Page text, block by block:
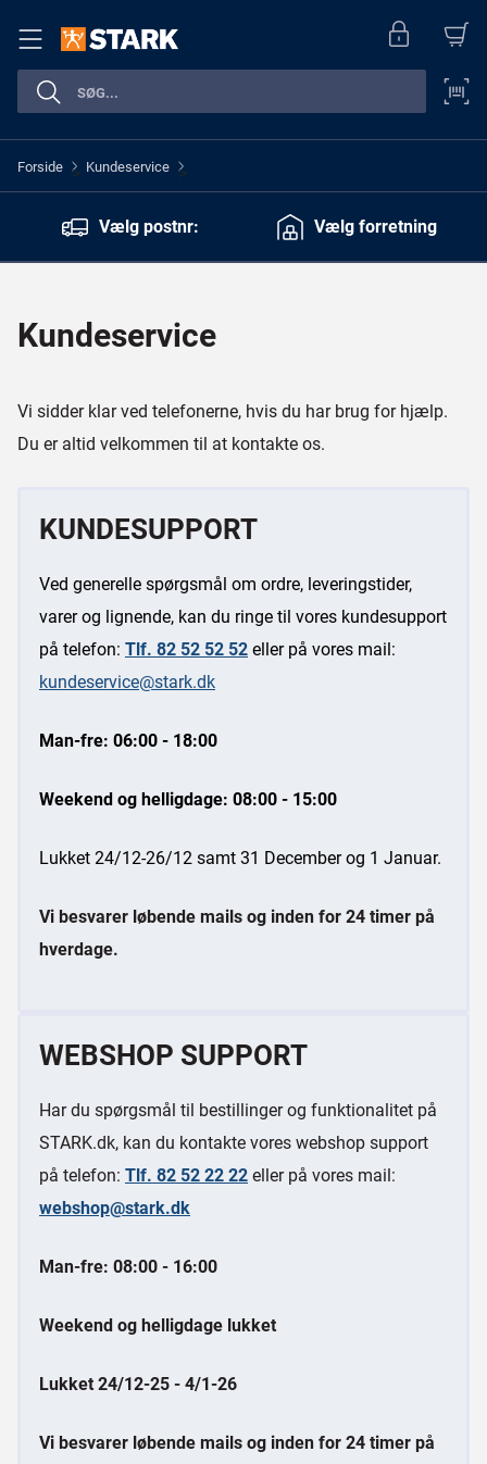
Forside > Kundeservice >
Vælg postnr: Vælg forretning
Kundeservice
Vi sidder klar ved telefonerne, hvis du har brug for hjælp.
Du er altid velkommen til at kontakte os.
KUNDESUPPORT
Ved generelle spørgsmål om ordre, leveringstider,
varer og lignende, kan du ringe til vores kundesupport
på telefon: Tlf. 82 52 52 52 eller på vores mail:
kundeservice@stark.dk
Man-fre: 06:00 - 18:00
Weekend og helligdage: 08:00 - 15:00
Lukket 24/12-26/12 samt 31 December og 1 Januar.
Vi besvarer løbende mails og inden for 24 timer på
hverdage.
WEBSHOP SUPPORT
Har du spørgsmål til bestillinger og funktionalitet på
STARK.dk, kan du kontakte vores webshop support
på telefon: Tlf. 82 52 22 22 eller på vores mail:
webshop@stark.dk
Man-fre: 08:00 - 16:00
Weekend og helligdage lukket
Lukket 24/12-25 - 4/1-26
Vi besvarer løbende mails og inden for 24 timer på